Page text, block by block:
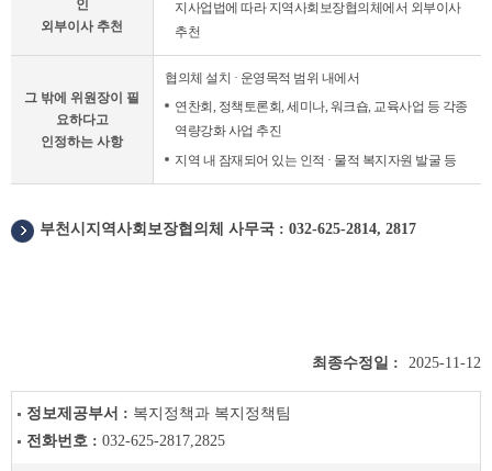
인
외부이사 추천
지사업법에 따라 지역사회보장협의체에서 외부이사
추천
그 밖에 위원장이 필
요하다고
인정하는 사항
협의체 설치 · 운영목적 범위 내에서
연찬회, 정책토론회, 세미나, 워크숍, 교육사업 등 각종
역량강화 사업 추진
지역 내 잠재되어 있는 인적 · 물적 복지자원 발굴 등
부천시지역사회보장협의체 사무국 : 032-625-2814, 2817
최종수정일 : 2025-11-12
정보제공부서 : 복지정책과 복지정책팀
전화번호 : 032-625-2817,2825